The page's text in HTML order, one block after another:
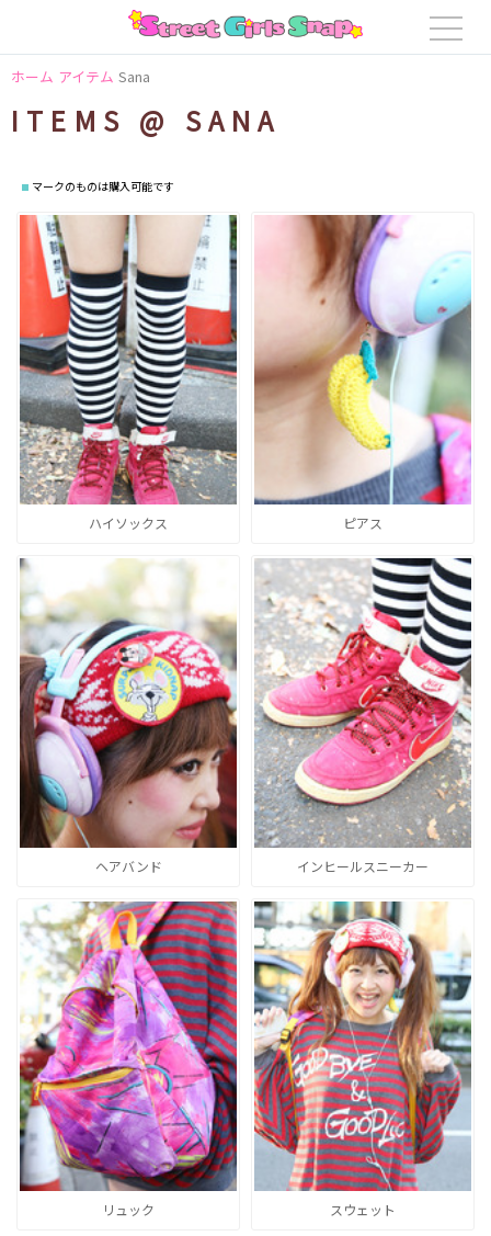
ホーム アイテム Sana
ITEMS @ SANA
マークのものは購入可能です
ハイソックス ピアス
ヘアバンド インヒールスニーカー
リュック スウェット